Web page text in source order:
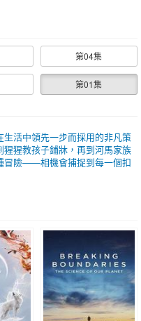
第04集
第01集
活中領先一步而採用的非凡策
猩教孩子鋪牀，再到河馬家族
冒險——相機會捕捉到每一個扣